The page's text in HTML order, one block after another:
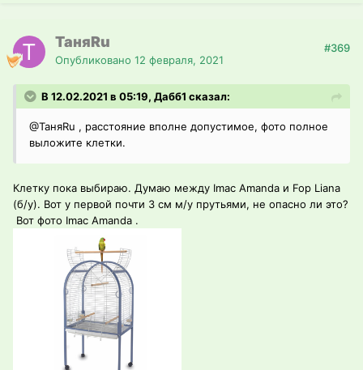
ТаняRu
Опубликовано 12 февраля, 2021
#369
В 12.02.2021 в 05:19, Дабб1 сказал:
@ТаняRu , расстояние вполне допустимое, фото полное
выложите клетки.
Клетку пока выбираю. Думаю между Imac Amanda и Fop Liana
(б/у). Вот у первой почти 3 см м/у прутьями, не опасно ли это?
Вот фото Imac Amanda .